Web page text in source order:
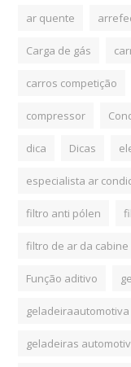
ar quente
Carga de gás
carros competição
compressor
dica Dicas
especialista ar
filtro anti pólen
filtro de ar da cabine
Função aditivo
geladeiraautomotiva
geladeiras